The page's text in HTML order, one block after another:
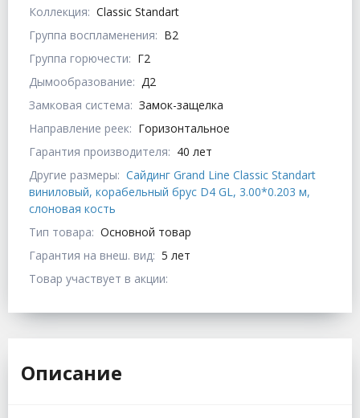
Коллекция: Classic Standart
Группа воспламенения: В2
Группа горючести: Г2
Дымообразование: Д2
Замковая система: Замок-защелка
Направление реек: Горизонтальное
Гарантия производителя: 40 лет
Другие размеры: Сайдинг Grand Line Classic Standart
виниловый, корабельный брус D4 GL, 3.00*0.203 м,
слоновая кость
Тип товара: Основной товар
Гарантия на внеш. вид: 5 лет
Товар участвует в акции:
Описание